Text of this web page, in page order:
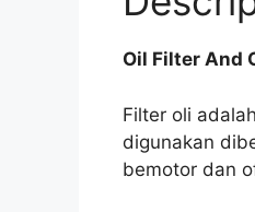
Oil Filter And
Filter oli
digunakan
bemotor dan